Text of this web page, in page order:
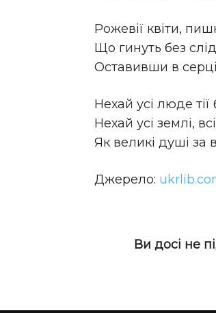
Рожевії квіти,
Що гинуть без
Оставивши в
Нехай усі люде тії
Нехай усі землі,
Як великі душі за
Джерело:
Ви досі не